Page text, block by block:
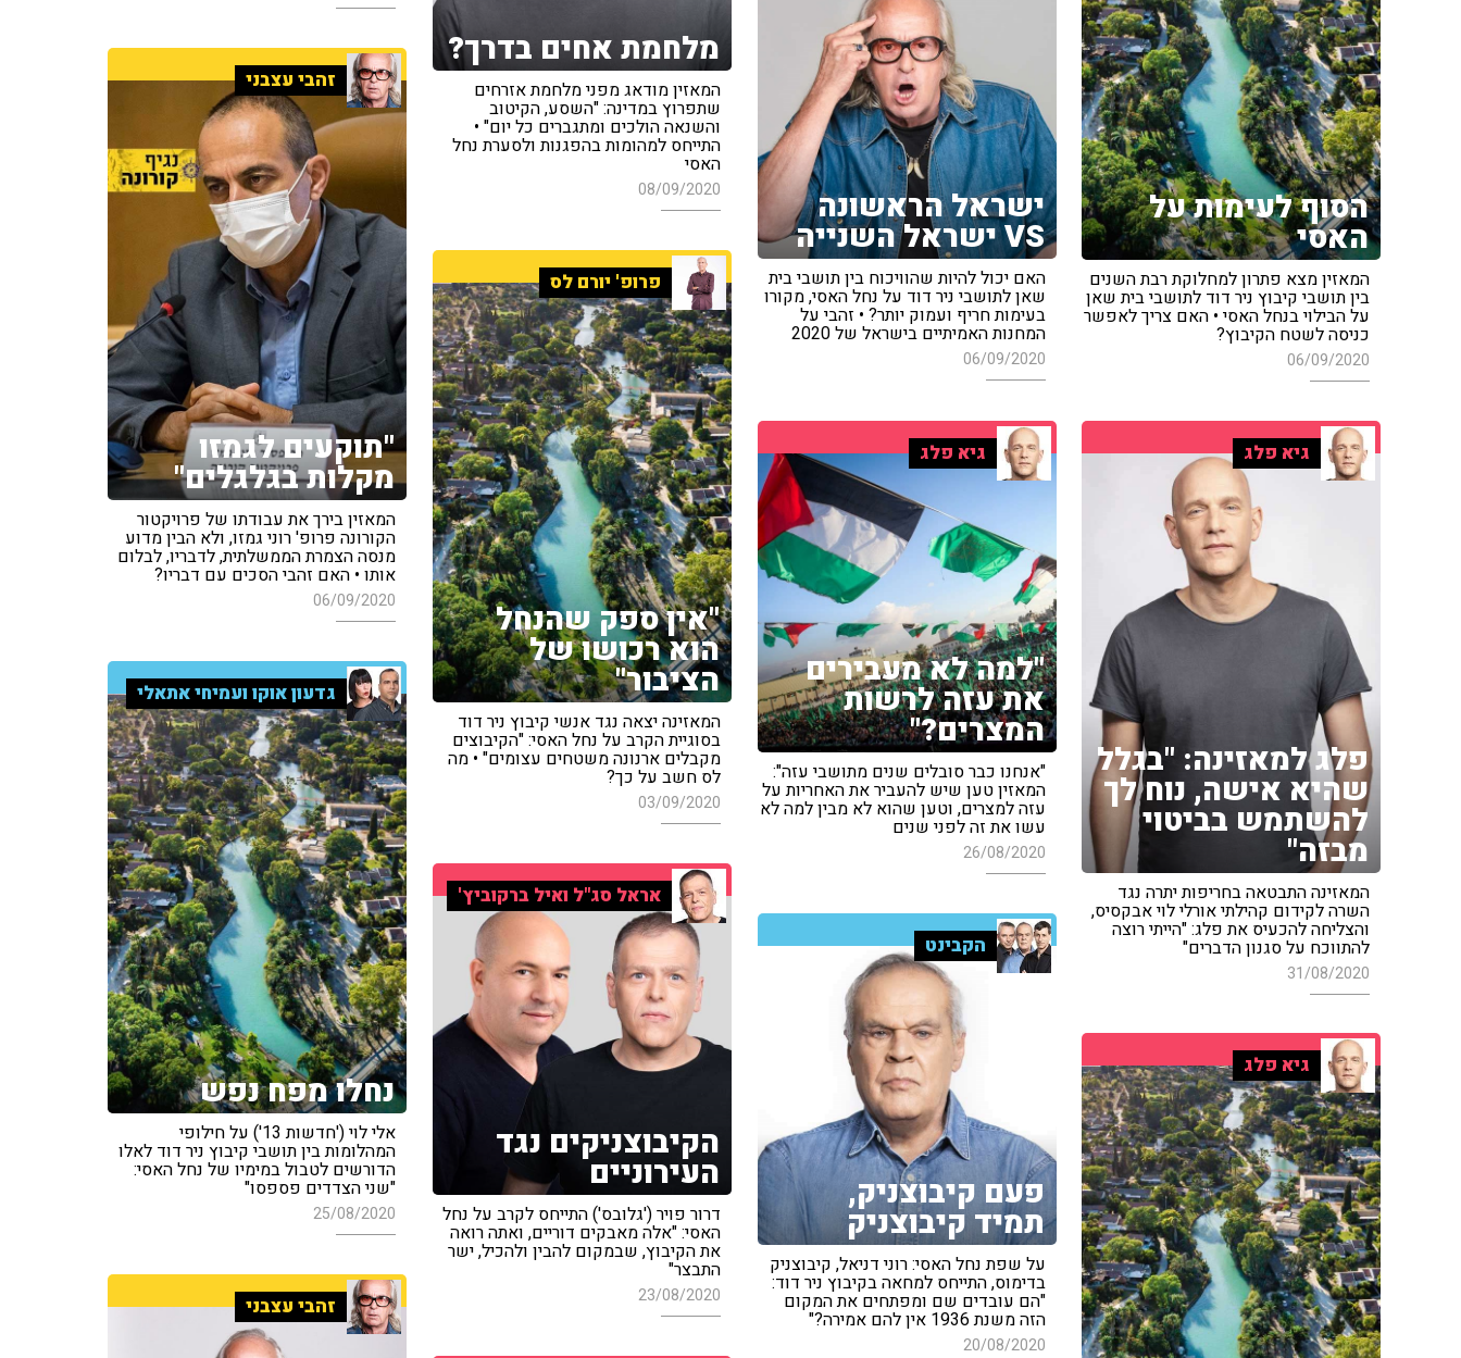
מלחמת אחים בדרך?
המאזין מודאג מפני מלחמת אזרחים
שתפרוץ במדינה: "השסע, הקיטוב
והשנאה הולכים ומתגברים כל יום" •
התייחס למהומות בהפגנות ולסערת נחל
האסי
08/09/2020 הסוף לעימות על
האסי
המאזין מצא פתרון למחלוקת רבת השנים
בין תושבי קיבוץ ניר דוד לתושבי בית שאן
על הבילוי בנחל האסי • האם צריך לאפשר
כניסה לשטח הקיבוץ?
06/09/2020
ישראל הראשונה
VS ישראל השנייה
האם יכול להיות שהוויכוח בין תושבי בית
שאן לתושבי ניר דוד על נחל האסי, מקורו
בעימות חריף ועמוק יותר? • זהבי על
המחנות האמיתיים בישראל של 2020
06/09/2020
זהבי עצבני
"תוקעים לגמזו
מקלות בגלגלים"
המאזין בירך את עבודתו של פרויקטור
הקורונה פרופ' רוני גמזו, ולא הבין מדוע
מנסה הצמרת הממשלתית, לדבריו, לבלום
אותו • האם זהבי הסכים עם דבריו?
06/09/2020
פרופ' יורם לס
"אין ספק שהנחל
הוא רכושו של
הציבור"
המאזינה יצאה נגד אנשי קיבוץ ניר דוד
בסוגיית הקרב על נחל האסי: "הקיבוצים
מקבלים ארנונה משטחים עצומים" • מה
לס חשב על כך?
03/09/2020
גיא פלג
פלג למאזינה: "בגלל
שהיא אישה, נוח לך
להשתמש בביטוי
מבזה"
המאזינה התבטאה בחריפות יתרה נגד
השרה לקידום קהילתי אורלי לוי אבקסיס,
והצליחה להכעיס את פלג: "הייתי רוצה
להתווכח על סגנון הדברים"
31/08/2020
גיא פלג
"למה לא מעבירים
את עזה לרשות
המצרים?"
"אנחנו כבר סובלים שנים מתושבי עזה":
המאזין טען שיש להעביר את האחריות על
עזה למצרים, וטען שהוא לא מבין למה לא
עשו את זה לפני שנים
26/08/2020
גדעון אוקו ועמיחי אתאלי
נחלו מפח נפש
אלי לוי ('חדשות 13') על חילופי
המהלומות בין תושבי קיבוץ ניר דוד לאלו
הדורשים לטבול במימיו של נחל האסי:
"שני הצדדים פספסו"
25/08/2020
אראל סג"ל ואיל ברקוביץ'
הקיבוצניקים נגד
העירוניים
דרור פויר ('גלובס') התייחס לקרב על נחל
האסי: "אלה מאבקים דוריים, ואתה רואה
את הקיבוץ, שבמקום להבין ולהכיל, ישר
התבצר"
23/08/2020
הקבינט
פעם קיבוצניק,
תמיד קיבוצניק
על שפת נחל האסי: רוני דניאל, קיבוצניק
בדימוס, התייחס למחאה בקיבוץ ניר דוד:
"הם עובדים שם ומפתחים את המקום
הזה משנת 1936 אין להם אמירה?"
20/08/2020
גיא פלג
זהבי עצבני